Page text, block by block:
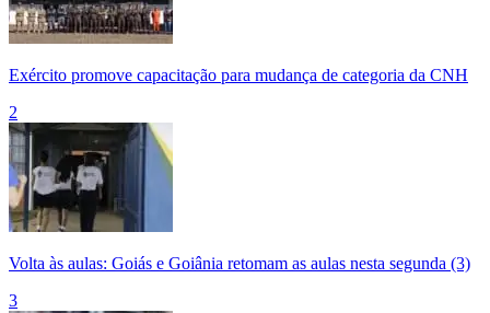
Exército promove capacitação para mudança de categoria da CNH
2
Volta às aulas: Goiás e Goiânia retomam as aulas nesta segunda (3)
3